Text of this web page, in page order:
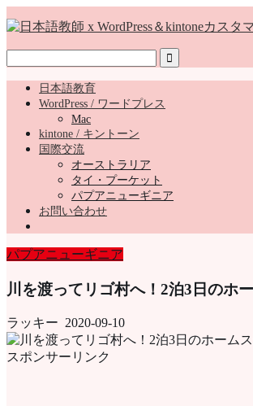
日本語教育
WordPress / ワードプレス
Mac
kintone / キントーン
国際交流
オーストラリア
タイ・プーケット
パプアニューギニア
お問い合わせ
パプアニューギニア
川を渡ってリゴ村へ！2泊3日のホ
ラッキー 2020-09-10
スポンサーリンク